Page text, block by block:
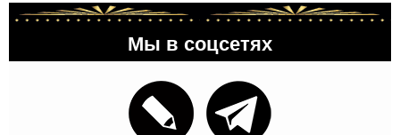
Мы в соцсетях